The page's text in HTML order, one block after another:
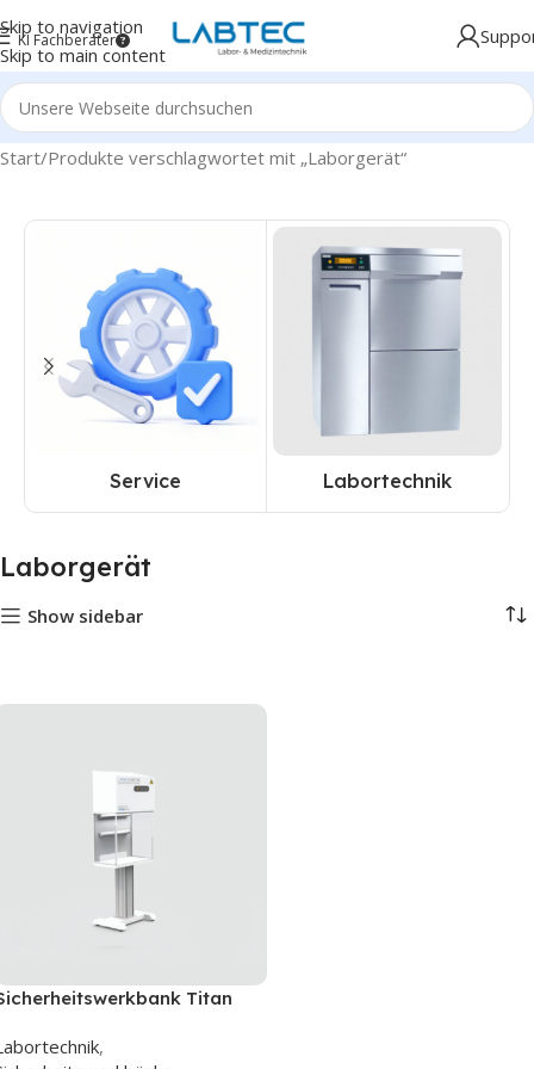
Skip to navigation
Skip to main content
KI Fachberater
Start Produkte verschlagwortet mit „Laborgerät“
Service Labortechnik
Laborgerät
Show sidebar
Titan
,